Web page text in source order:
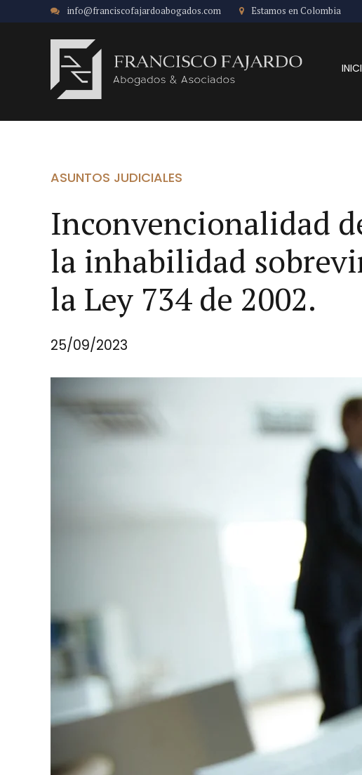
info@franciscofajardoabogados.com Estamos en Colombia
ASUNTOS JUDICIALES
Inconvencionalidad
la inhabilidad
la Ley 734 de 2002.
25/09/2023